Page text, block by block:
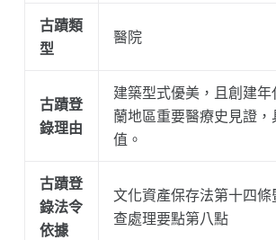
古蹟類
型
醫院
古蹟登
錄理由
建築型式優美，且創建
蘭地區重要醫療史見證
值。
古蹟登
錄法令
依據
文化資產保存法第十四條
查處理要點第八點